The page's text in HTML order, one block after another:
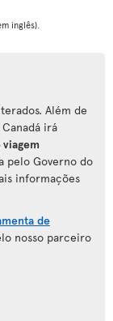
inglês).
Além de
irá
pelo Governo do
informações
de
nosso parceiro